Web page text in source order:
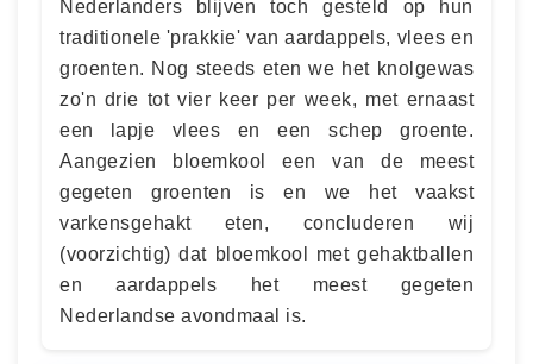
Nederlanders blijven toch gesteld op hun
traditionele 'prakkie' van aardappels, vlees en
groenten. Nog steeds eten we het knolgewas
zo'n drie tot vier keer per week, met ernaast
een lapje vlees en een schep groente.
Aangezien bloemkool een van de meest
gegeten groenten is en we het vaakst
varkensgehakt eten, concluderen wij
(voorzichtig) dat bloemkool met gehaktballen
en aardappels het meest gegeten
Nederlandse avondmaal is.